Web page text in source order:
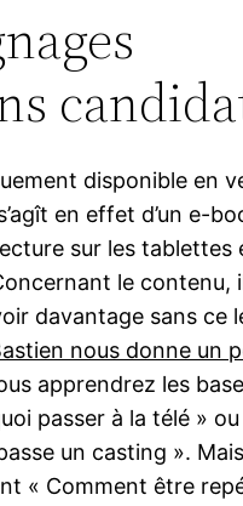
disponible en
en effet d’un e-
sur les tablettes
le contenu,
davantage sans ce
nous donne un
apprendrez les
passer à la télé » ou
un casting ».
« Comment être